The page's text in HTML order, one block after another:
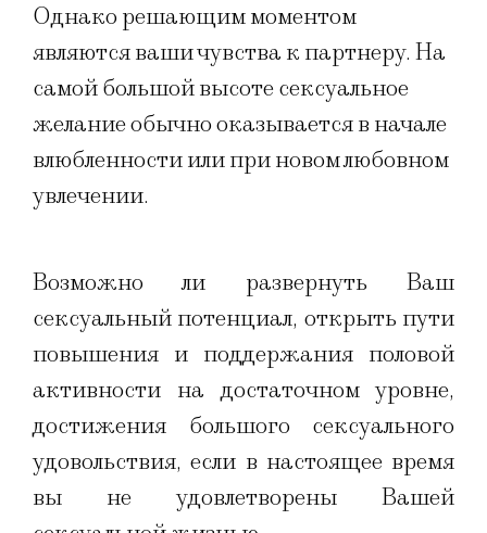
Однако решающим моментом
являются ваши чувства к партнеру. На
самой большой высоте сексуальное
желание обычно оказывается в начале
влюбленности или при новом любовном
увлечении.
Возможно ли развернуть Ваш
сексуальный потенциал, открыть пути
повышения и поддержания половой
активности на достаточном уровне,
достижения большого сексуального
удовольствия, если в настоящее время
вы не удовлетворены Вашей